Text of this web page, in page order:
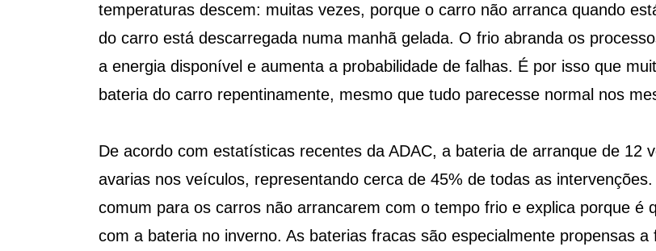
temperaturas descem: muitas vezes, porque o carro não arranca quando
do carro está descarregada numa manhã gelada. O frio abranda os
a energia disponível e aumenta a probabilidade de falhas. É por isso que
bateria do carro repentinamente, mesmo que tudo parecesse normal nos
De acordo com estatísticas recentes da ADAC, a bateria de arranque de 12
avarias nos veículos, representando cerca de 45% de todas as
comum para os carros não arrancarem com o tempo frio e explica porque é
com a bateria no inverno. As baterias fracas são especialmente propensas